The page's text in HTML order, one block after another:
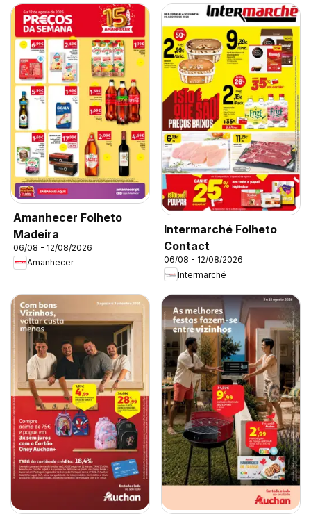
Amanhecer Folheto
Madeira
06/08 - 12/08/2026
Amanhecer
Intermarché Folheto
Contact
06/08 - 12/08/2026
Intermarché